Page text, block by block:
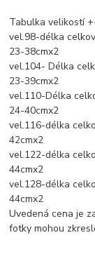
Tabulka velikostí
vel.98-délka
23-38cmx2
vel.104- Délka
23-39cmx2
vel.110-Délka
24-40cmx2
vel.116-délka
42cmx2
vel.122-délka
44cmx2
vel.128-délka
44cmx2
Uvedená cena je
fotky mohou